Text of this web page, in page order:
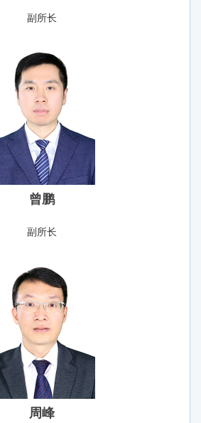
副所长
曾鹏
副所长
周峰